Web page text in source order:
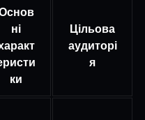
ні
ки
Цільова
аудиторі
я